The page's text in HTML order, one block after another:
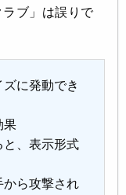
ブ」は誤りで
に発動でき
果
、表示形式
から攻撃され